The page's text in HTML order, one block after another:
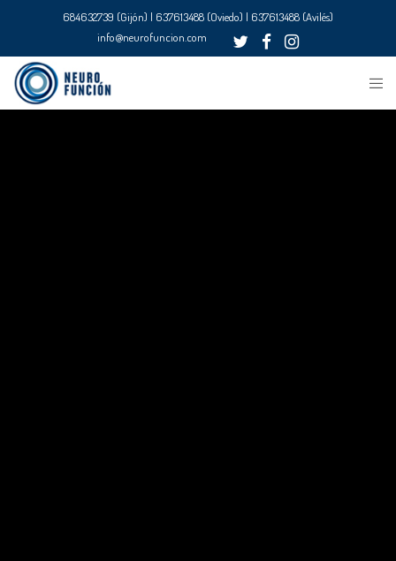
684632739 (Gijón) | 637613488 (Oviedo) | 637613488 (Avilés)
info@neurofuncion.com